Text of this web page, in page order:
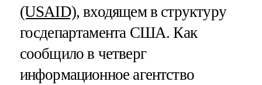
(USAID), входящем в структуру
госдепартамента США. Как
сообщило в четверг
информационное агентство